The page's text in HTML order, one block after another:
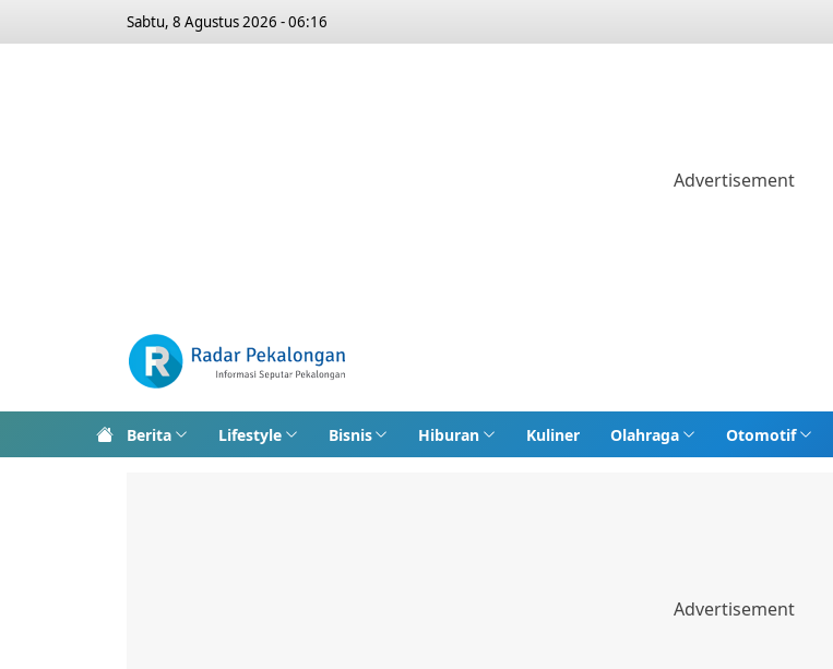
Sabtu, 8 Agustus 2026 - 06:16
Berita Lifestyle Bisnis Hiburan Kuliner Olahraga Otomotif